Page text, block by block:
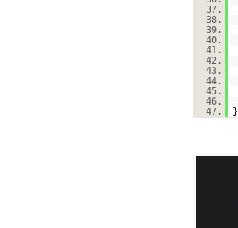
37.
38.
39.
40.
41.
42.
43.
44.
45.
46.
47.
}